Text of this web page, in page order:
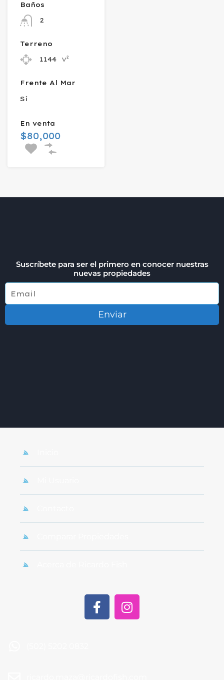
Baños
2
Terreno
1144
v²
Frente Al Mar
Sí
En venta
$80,000
Suscríbete para ser el primero en conocer nuestras
nuevas propiedades
Enviar